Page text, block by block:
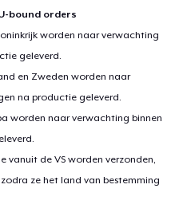
bound orders
worden naar verwachting
geleverd.
en Zweden worden naar
na productie geleverd.
worden naar verwachting binnen
de VS worden verzonden,
ze het land van bestemming